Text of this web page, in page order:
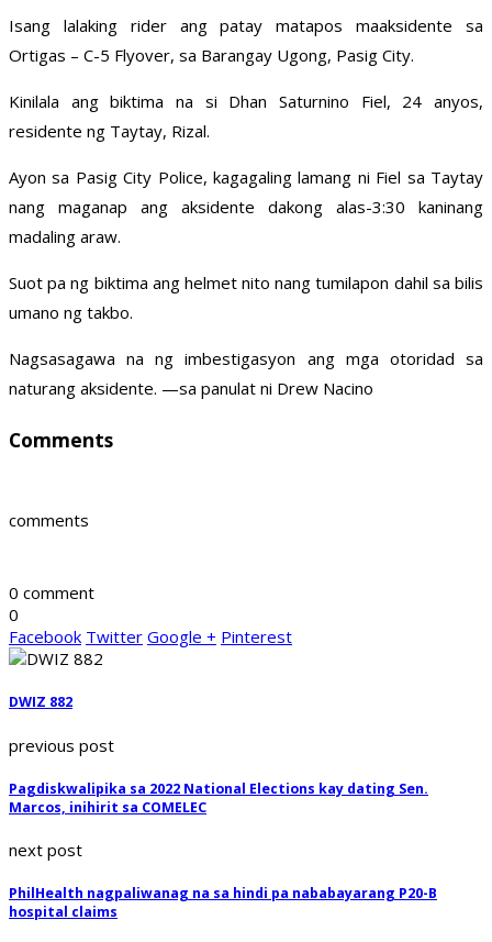
Isang lalaking rider ang patay matapos maaksidente sa
Ortigas – C-5 Flyover, sa Barangay Ugong, Pasig City.
Kinilala ang biktima na si Dhan Saturnino Fiel, 24 anyos,
residente ng Taytay, Rizal.
Ayon sa Pasig City Police, kagagaling lamang ni Fiel sa Taytay
nang maganap ang aksidente dakong alas-3:30 kaninang
madaling araw.
Suot pa ng biktima ang helmet nito nang tumilapon dahil sa bilis
umano ng takbo.
Nagsasagawa na ng imbestigasyon ang mga otoridad sa
naturang aksidente. —sa panulat ni Drew Nacino
Comments
comments
0 comment
0
Facebook Twitter Google + Pinterest
DWIZ 882
previous post
Pagdiskwalipika sa 2022 National Elections kay dating Sen.
Marcos, inihirit sa COMELEC
next post
PhilHealth nagpaliwanag na sa hindi pa nababayarang P20-B
hospital claims